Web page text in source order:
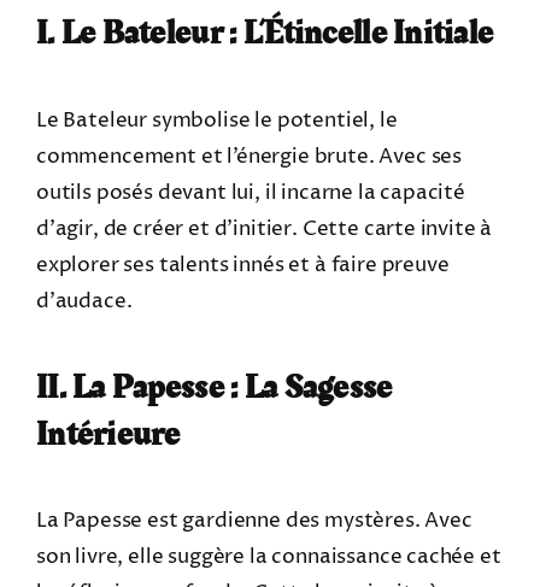
I. Le Bateleur : L’Étincelle Initiale
Le Bateleur symbolise le potentiel, le
commencement et l’énergie brute. Avec ses
outils posés devant lui, il incarne la capacité
d’agir, de créer et d’initier. Cette carte invite à
explorer ses talents innés et à faire preuve
d’audace.
II. La Papesse : La Sagesse
Intérieure
La Papesse est gardienne des mystères. Avec
son livre, elle suggère la connaissance cachée et